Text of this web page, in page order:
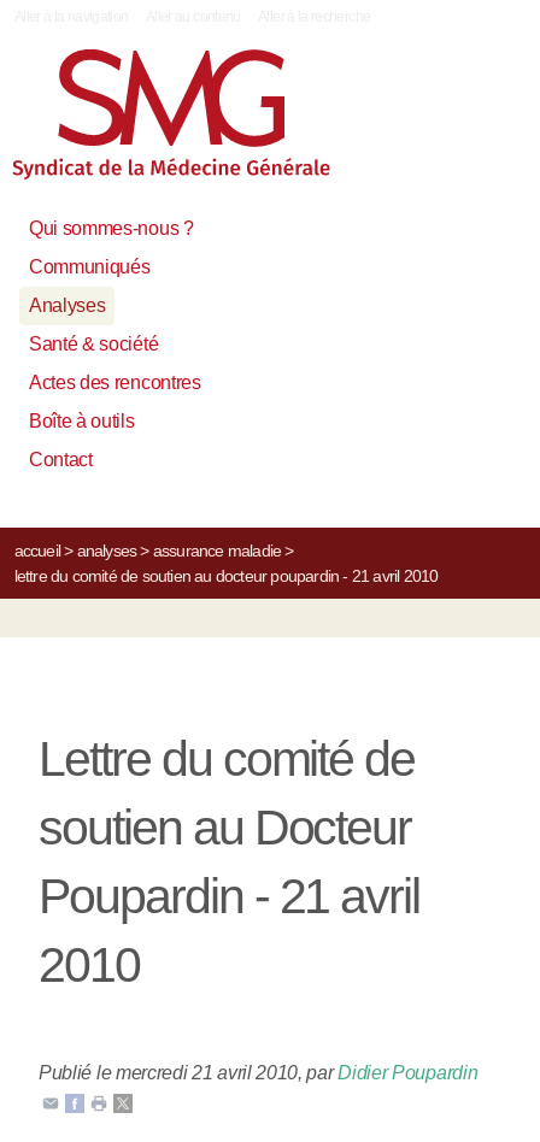
Qui sommes-nous ?
Communiqués
Analyses
Santé & société
Actes des rencontres
Boîte à outils
Contact
accueil> analyses> assurance maladie>
lettre du comité de soutien au docteur poupardin - 21 avril 2010
Lettre du comité de
soutien au Docteur
Poupardin - 21 avril
2010
Publié le mercredi 21 avril 2010,parDidier Poupardin